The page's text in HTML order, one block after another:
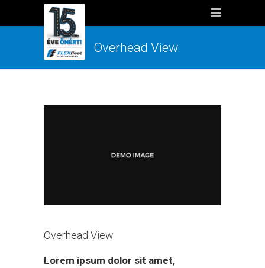
Overhead View
Overhead View
Lorem ipsum dolor sit amet,